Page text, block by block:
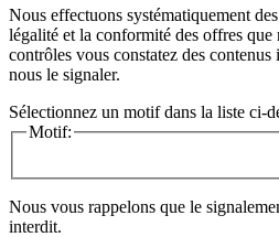
Nous effectuons systématiquement
légalité et la conformité des offres
contrôles vous constatez des
nous le signaler.
Sélectionnez un motif dans la liste ci-
Motif:
Nous vous rappelons que le
interdit.